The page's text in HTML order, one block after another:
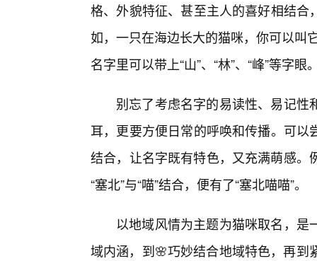
格、外貌特征、甚至主人的喜好相结
如，一只在海边长大的猫咪，你可以叫
名字里可以带上“山”、“林”、“峰”等字眼
别忘了考虑名字的易读性、易记
耳，更要方便日常的呼唤和传播。可
结合，让名字既有特色，又充满萌感。
“塞北”与“喵”结合，便有了“塞北喵喵”。
以地域风情为主题为猫咪取名，
域内涵，到🌸巧妙结合地域特色，再